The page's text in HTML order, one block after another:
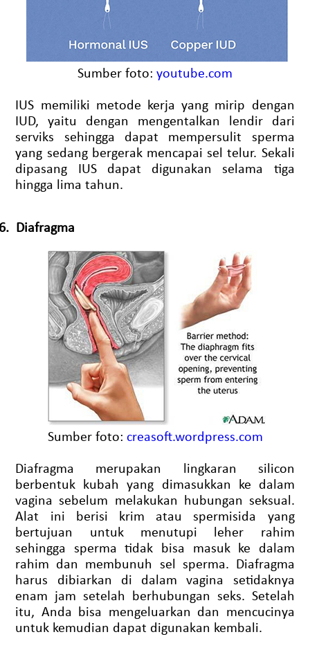
Sumber foto: youtube.com
IUS memiliki metode kerja yang mirip dengan
IUD, yaitu dengan mengentalkan lendir dari
serviks sehingga dapat mempersulit sperma
yang sedang bergerak mencapai sel telur. Sekali
dipasang IUS dapat digunakan selama tiga
hingga lima tahun.
Diafragma
Sumber foto: creasoft.wordpress.com
Diafragma merupakan lingkaran silicon
berbentuk kubah yang dimasukkan ke dalam
vagina sebelum melakukan hubungan seksual.
Alat ini berisi krim atau spermisida yang
bertujuan untuk menutupi leher rahim
sehingga sperma tidak bisa masuk ke dalam
rahim dan membunuh sel sperma. Diafragma
harus dibiarkan di dalam vagina setidaknya
enam jam setelah berhubungan seks. Setelah
itu, Anda bisa mengeluarkan dan mencucinya
untuk kemudian dapat digunakan kembali.